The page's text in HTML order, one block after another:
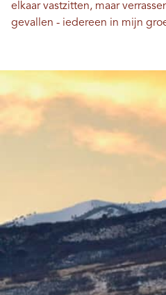
elkaar vastzitten, maar
gevallen - iedereen in mijn